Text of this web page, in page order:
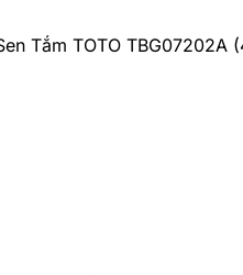
Tắm TOTO TBG07202A